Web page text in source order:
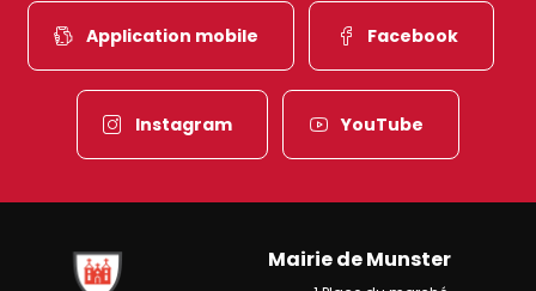
Application mobile Facebook
Instagram YouTube
Ville de Munster (Alsace) Située au cœur de l’Alsace et de l’une
Mairie de Munster